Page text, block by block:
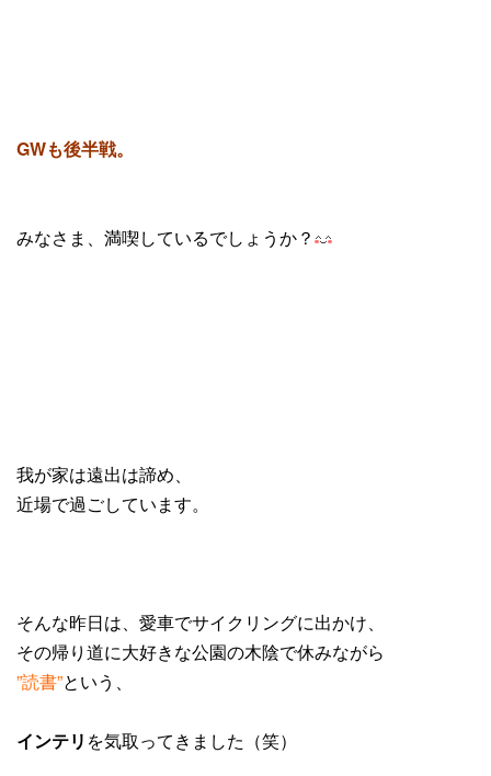
GWも後半戦。
みなさま、満喫しているでしょうか？
我が家は遠出は諦め、
近場で過ごしています。
そんな昨日は、愛車でサイクリングに出かけ、
その帰り道に大好きな公園の木陰で休みながら
”読書”という、
インテリ を気取ってきました（笑）